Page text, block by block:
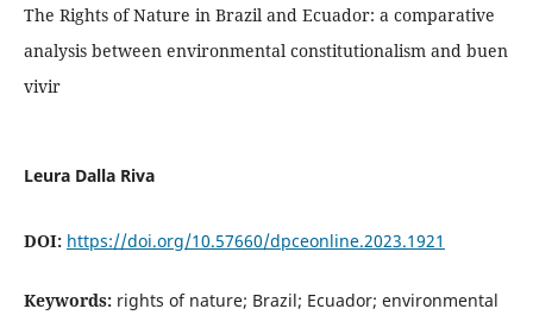
The Rights of Nature in Brazil and Ecuador: a comparative
analysis between environmental constitutionalism and buen
vivir
Leura Dalla Riva
DOI: https://doi.org/10.57660/dpceonline.2023.1921
Keywords: rights of nature; Brazil; Ecuador; environmental